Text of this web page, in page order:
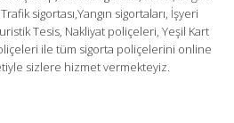
sigortası,Yangın sigortaları, İşyeri
Tesis, Nakliyat poliçeleri, Yeşil Kart
ile tüm sigorta poliçelerini online
sizlere hizmet vermekteyiz.